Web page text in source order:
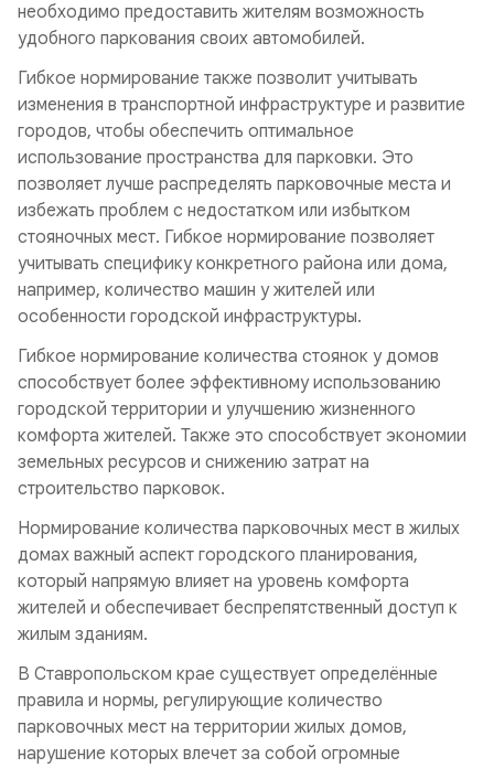
необходимо предоставить жителям возможность
удобного паркования своих автомобилей.
Гибкое нормирование также позволит учитывать
изменения в транспортной инфраструктуре и развитие
городов, чтобы обеспечить оптимальное
использование пространства для парковки. Это
позволяет лучше распределять парковочные места и
избежать проблем с недостатком или избытком
стояночных мест. Гибкое нормирование позволяет
учитывать специфику конкретного района или дома,
например, количество машин у жителей или
особенности городской инфраструктуры.
Гибкое нормирование количества стоянок у домов
способствует более эффективному использованию
городской территории и улучшению жизненного
комфорта жителей. Также это способствует экономии
земельных ресурсов и снижению затрат на
строительство парковок.
Нормирование количества парковочных мест в жилых
домах важный аспект городского планирования,
который напрямую влияет на уровень комфорта
жителей и обеспечивает беспрепятственный доступ к
жилым зданиям.
В Ставропольском крае существует определённые
правила и нормы, регулирующие количество
парковочных мест на территории жилых домов,
нарушение которых влечет за собой огромные